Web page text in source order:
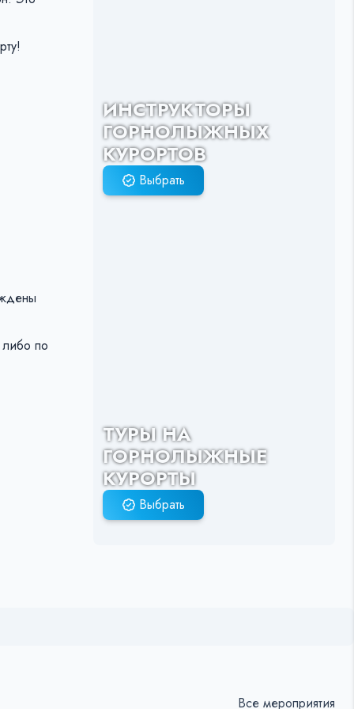
либо по
ИНСТРУКТОРЫ
ГОРНОЛЫЖНЫХ
КУРОРТОВ
Выбрать
ТУРЫ НА
ГОРНОЛЫЖНЫЕ
КУРОРТЫ
Выбрать
Все мероприятия